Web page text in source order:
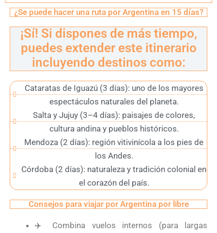
¿Se puede hacer una ruta por Argentina en 15 días?
¡Sí! Si dispones de más tiempo,
puedes extender este itinerario
incluyendo destinos como:
Cataratas de Iguazú (3 días): uno de los mayores
espectáculos naturales del planeta.
Salta y Jujuy (3–4 días): paisajes de colores,
cultura andina y pueblos históricos.
Mendoza (2 días): región vitivinícola a los pies de
los Andes.
Córdoba (2 días): naturaleza y tradición colonial en
el corazón del país.
Consejos para viajar por Argentina por libre
✈️
Combina vuelos internos (para largas